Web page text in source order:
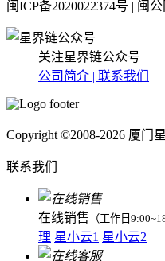
闽ICP备2020022374号 | 闽
关注星界链公众号
公司简介 | 联系我们
Copyright ©2008-2026 厦门
联系我们
在线销售 （工作日
理 星小云1 星小云2